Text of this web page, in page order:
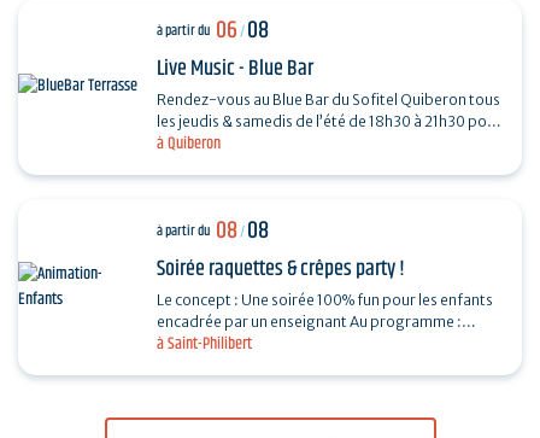
à Quiberon
à partir du 06/08
Live Music - Blue Bar
Rendez-vous au Blue Bar du Sofitel Quiberon tous
les jeudis & samedis de l’été de 18h30 à 21h30 pour
vivre des instants musicaux & conviviaux avec…
à Saint-Philibert
à partir du 08/08
Soirée raquettes & crêpes party !
Le concept : Une soirée 100% fun pour les enfants
encadrée par un enseignant Au programme :
tennis, padel et pickleball suivis d’un Breizh picnic :